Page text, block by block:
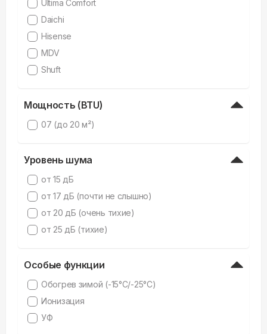
Ultima Comfort
Daichi
Hisense
MDV
Shuft
Мощность (BTU)
07 (до 20 м²)
Уровень шума
от 15 дБ
от 17 дБ (почти не слышно)
от 20 дБ (очень тихие)
от 25 дБ (тихие)
Особые функции
Обогрев зимой (-15°C/-25°C)
Ионизация
УФ